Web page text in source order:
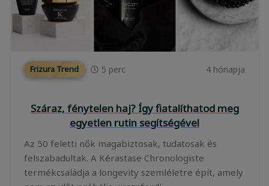
Frizura Trend 5 perc 4 hónapja
Száraz, fénytelen haj? Így fiatalíthatod meg
egyetlen rutin segítségével
Az 50 feletti nők magabiztosak, tudatosak és
felszabadultak. A Kérastase Chronologiste
termékcsaládja a longevity szemléletre épít, amely